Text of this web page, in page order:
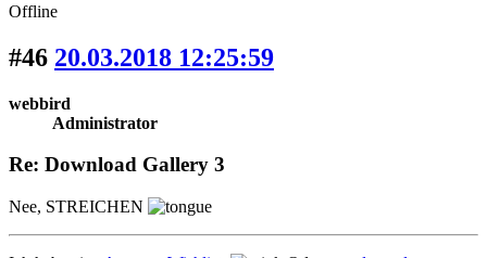
Offline
#46 20.03.2018 12:25:59
webbird
Administrator
Re: Download Gallery 3
Nee, STREICHEN